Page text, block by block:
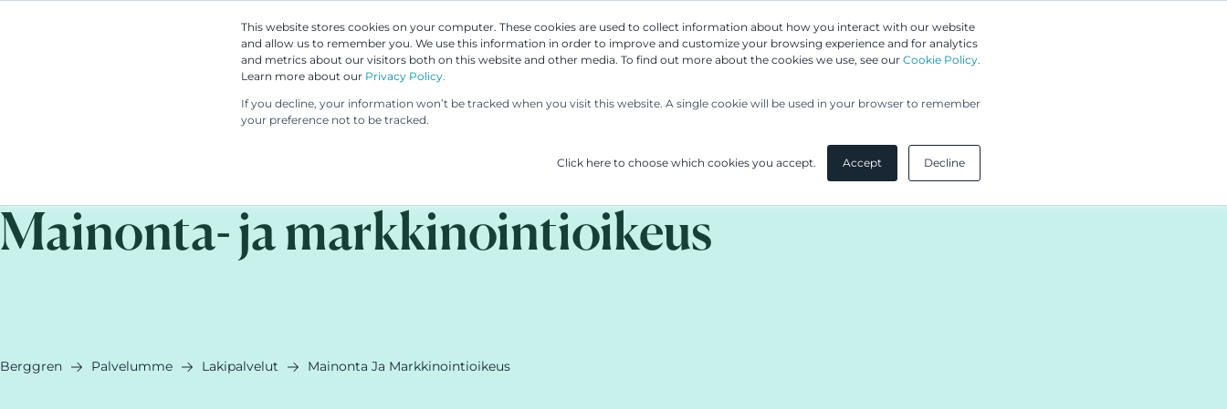
This website stores cookies on your computer. These cookies are used to collect information about how you interact with our website
and allow us to remember you. We use this information in order to improve and customize your browsing experience and for analytics
and metrics about our visitors both on this website and other media. To find out more about the cookies we use, see our Cookie Policy.
Learn more about our Privacy Policy.
If you decline, your information won’t be tracked when you visit this website. A single cookie will be used in your browser to remember
your preference not to be tracked.
Click here to choose which cookies you accept. Accept Decline
Asiantuntijamme Palvelumme UP & UPC Asiakkaamme
Mainonta- ja markkinointioikeus
Berggren Palvelumme Lakipalvelut Mainonta Ja Markkinointioikeus